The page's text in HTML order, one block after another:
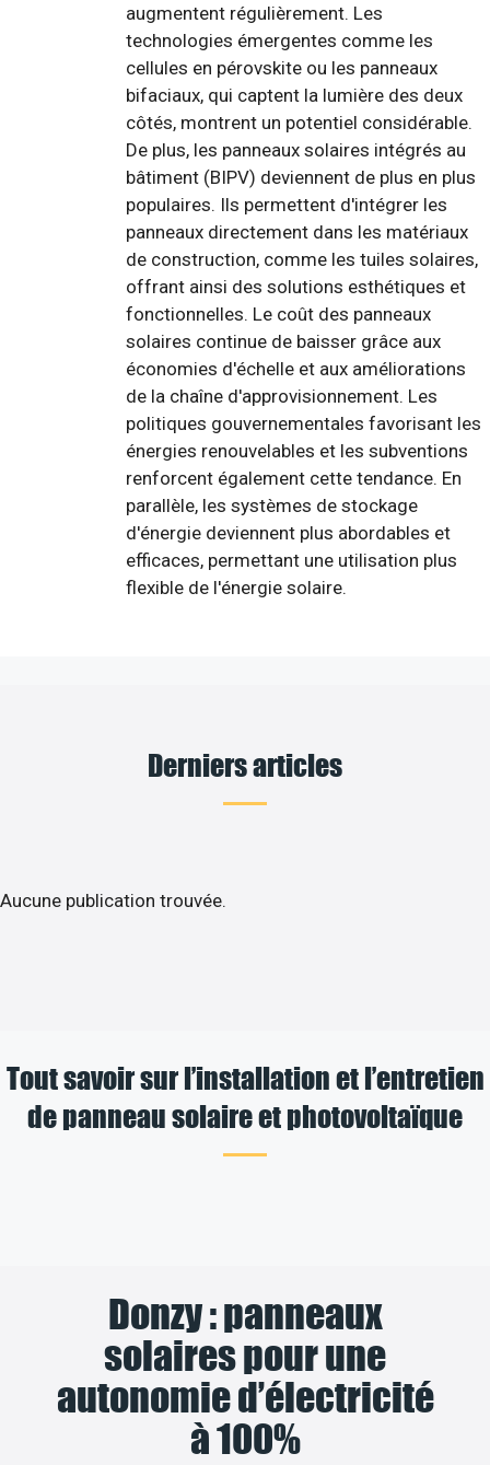
augmentent régulièrement. Les
technologies émergentes comme les
cellules en pérovskite ou les panneaux
bifaciaux, qui captent la lumière des deux
côtés, montrent un potentiel considérable.
De plus, les panneaux solaires intégrés au
bâtiment (BIPV) deviennent de plus en plus
populaires. Ils permettent d'intégrer les
panneaux directement dans les matériaux
de construction, comme les tuiles solaires,
offrant ainsi des solutions esthétiques et
fonctionnelles. Le coût des panneaux
solaires continue de baisser grâce aux
économies d'échelle et aux améliorations
de la chaîne d'approvisionnement. Les
politiques gouvernementales favorisant les
énergies renouvelables et les subventions
renforcent également cette tendance. En
parallèle, les systèmes de stockage
d'énergie deviennent plus abordables et
efficaces, permettant une utilisation plus
flexible de l'énergie solaire.
Derniers articles
Aucune publication trouvée.
Tout savoir sur l’installation et l’entretien
de panneau solaire et photovoltaïque
Donzy : panneaux
solaires pour une
autonomie d’électricité
à 100%